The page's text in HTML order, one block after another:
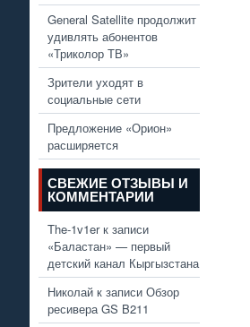
General Satellite продолжит
удивлять абонентов
«Триколор ТВ»
Зрители уходят в
социальные сети
Предложение «Орион»
расширяется
СВЕЖИЕ ОТЗЫВЫ И
КОММЕНТАРИИ
The-1v1erк записи
«Баластан» — первый
детский канал Кыргызстана
Николай к записи Обзор
ресивера GS B211